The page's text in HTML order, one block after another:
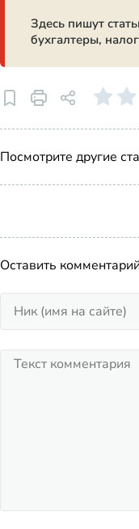
Здесь пишут
бухгалтеры,
Посмотрите другие
Оставить комментарий